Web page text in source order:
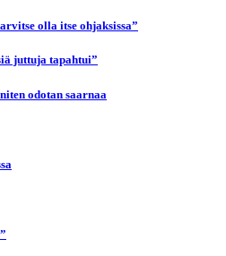
olla itse ohjaksissa”
juttuja tapahtui”
odotan saarnaa